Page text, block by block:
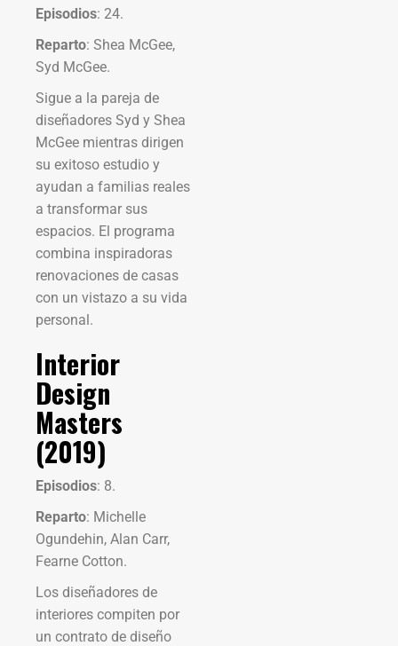
Episodios: 24.
Reparto: Shea McGee,
Syd McGee.
Sigue a la pareja de
diseñadores Syd y Shea
McGee mientras dirigen
su exitoso estudio y
ayudan a familias reales
a transformar sus
espacios. El programa
combina inspiradoras
renovaciones de casas
con un vistazo a su vida
personal.
Interior
Design
Masters
(2019)
Episodios: 8.
Reparto: Michelle
Ogundehin, Alan Carr,
Fearne Cotton.
Los diseñadores de
interiores compiten por
un contrato de diseño